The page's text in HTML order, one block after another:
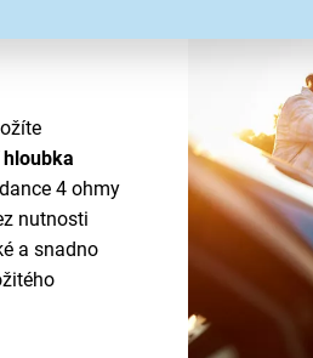
4 ohmy
nutnosti
a snadno